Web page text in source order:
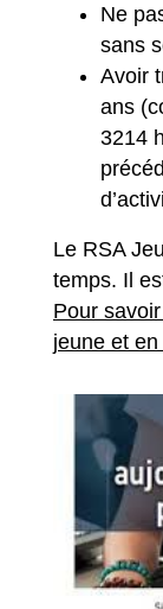
Ne
sans
Avoir
ans
3214
Le RSA
temps. Il
Pour
jeune et